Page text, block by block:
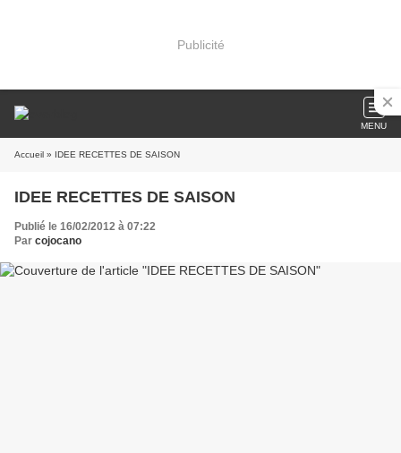
Publicité
MENU
Accueil » IDEE RECETTES DE SAISON
IDEE RECETTES DE SAISON
Publié le 16/02/2012 à 07:22
Par cojocano